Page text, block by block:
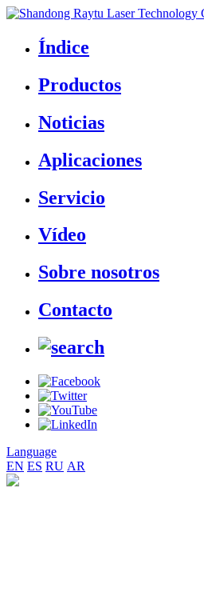
Índice
Productos
Noticias
Aplicaciones
Servicio
Vídeo
Sobre nosotros
Contacto
Language
EN ES RU AR